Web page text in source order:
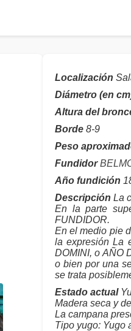
Localización
Diámetro (en
Altura del
Borde 8-9
Peso
Fundidor
Año fundición
Descripción La
En la parte
FUNDIDOR.
En el medio pie
la expresión La
DOMINI, o AÑO
o bien por una
se trata
Estado actual
Madera seca y
La campana
Tipo yugo: Yugo